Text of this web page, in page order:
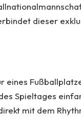
dieser
Spieltages
mit dem